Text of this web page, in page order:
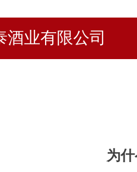
酒业有限公司
为